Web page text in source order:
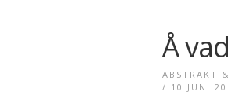
Å
ABSTRAKT
/ 10 JUNI